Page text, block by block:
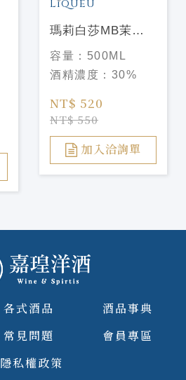
瑪莉白莎MB茉莉
花香甜酒 Marie
Brizard Jasmin
Liqueu
容量： 500ML
酒精濃度： 30%
NT$ 520
NT$ 550
加入洽詢單
各式酒品
酒品事典
常見問題
會員專區
隱私權政策